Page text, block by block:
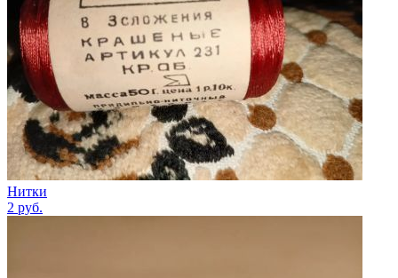
Нитки
2 руб.